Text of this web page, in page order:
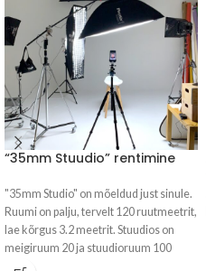
“35mm Stuudio” rentimine
"35mm Studio" on mõeldud just sinule.
Ruumi on palju, tervelt 120 ruutmeetrit,
lae kõrgus 3.2 meetrit. Stuudios on
meigiruum 20 ja stuudioruum 100
ruutmeetrit.